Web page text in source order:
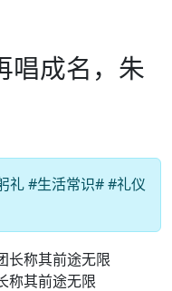
唱成名，朱
礼 #生活常识# #礼仪
称其前途无限